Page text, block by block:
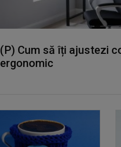
(P) Cum să îți ajustezi
ergonomic